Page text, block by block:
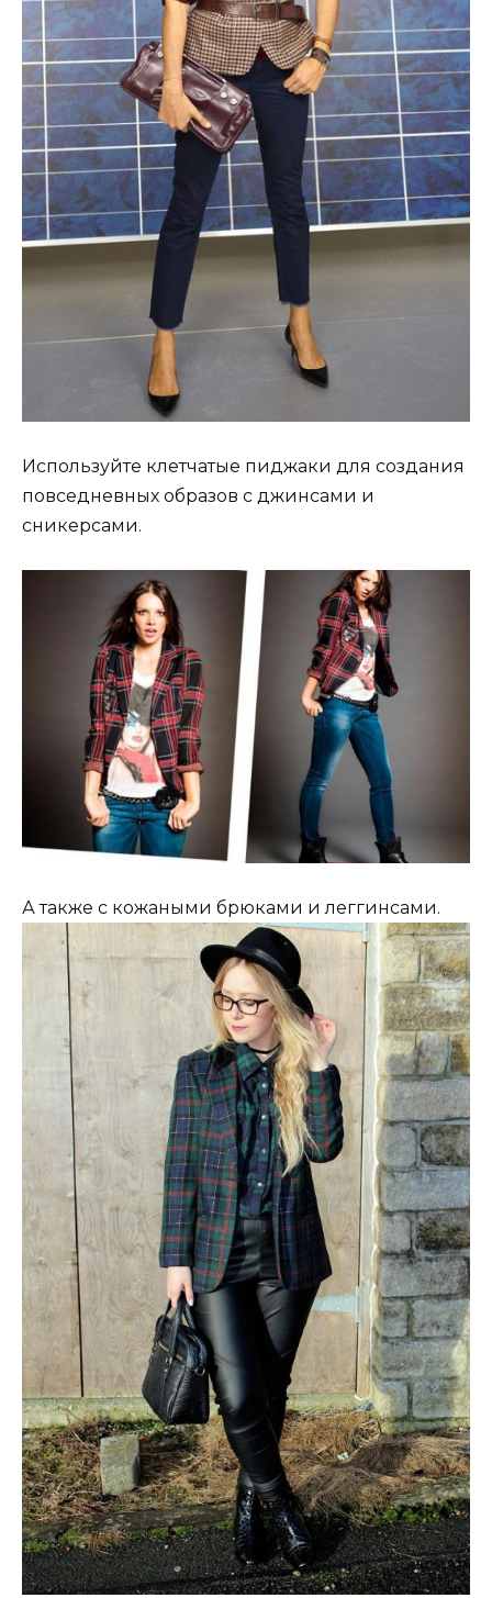
Используйте клетчатые пиджаки для создания
повседневных образов с джинсами и
сникерсами.
А также с кожаными брюками и леггинсами.